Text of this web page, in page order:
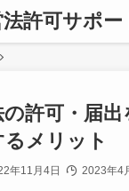
法許可サポー
の許可・届
メリット
年11月4日 2023年4